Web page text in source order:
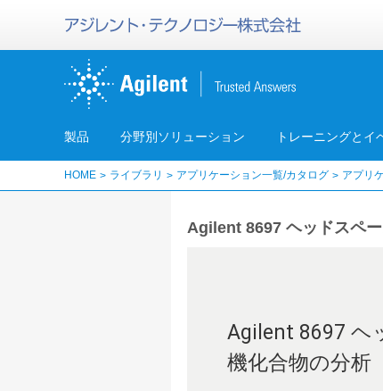
製品 分野別ソリューション トレーニングとイ
HOME ライブラリ アプリケーション一覧/カタログ アプリ
Agilent 8697 ヘッドスペ
Agilent 8697 ヘ
機化合物の分析